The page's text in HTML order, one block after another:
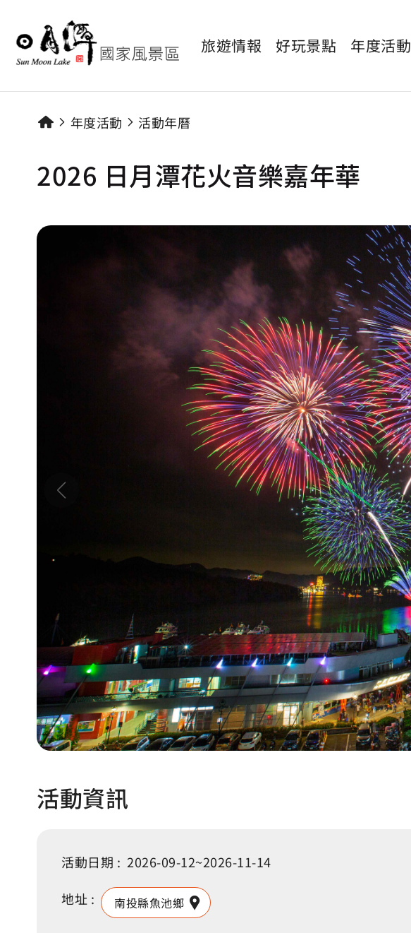
旅遊情報 好玩景點 年度活動
年度活動 活動年曆
2026 日月潭花火音樂嘉年華
活動資訊
活動日期 : 2026-09-12~2026-11-14
地址 :
南投縣魚池鄉